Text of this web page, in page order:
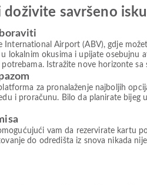
savršeno
Airport (ABV), gdje
lokalnim okusima i upijate
Istražite nove horizonte
za pronalaženje najboljih
i proračunu. Bilo da planirate
vam da rezervirate kartu
do odredišta iz snova nikada